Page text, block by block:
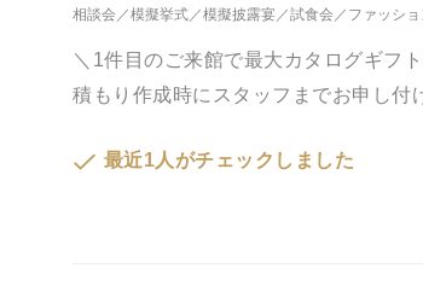
相談会 模擬挙式 模擬披露宴 試食会 ファッシ
＼1件目のご来館で最大カタログギフ
積もり作成時にスタッフまでお申し付
最近1人がチェックしました